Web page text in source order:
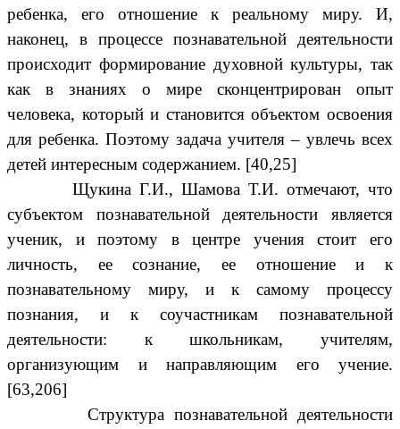
ребенка, его отношение к реальному миру. И,
наконец, в процессе познавательной деятельности
происходит формирование духовной культуры, так
как в знаниях о мире сконцентрирован опыт
человека, который и становится объектом освоения
для ребенка. Поэтому задача учителя – увлечь всех
детей интересным содержанием. [40,25]
Щукина Г.И., Шамова Т.И. отмечают, что
субъектом познавательной деятельности является
ученик, и поэтому в центре учения стоит его
личность, ее сознание, ее отношение и к
познавательному миру, и к самому процессу
познания, и к соучастникам познавательной
деятельности: к школьникам, учителям,
организующим и направляющим его учение.
[63,206]
Структура познавательной деятельности